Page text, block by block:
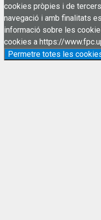
cookies pròpies i de
navegació i amb finalitats
informació sobre les
cookies a https://
Permetre totes les